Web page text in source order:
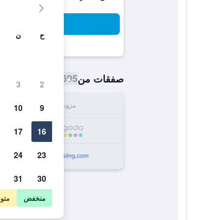
صفقات من695 ﷼
مزود
ح ن
2
3
9
10
16
17
23
24
30
31
منخفض